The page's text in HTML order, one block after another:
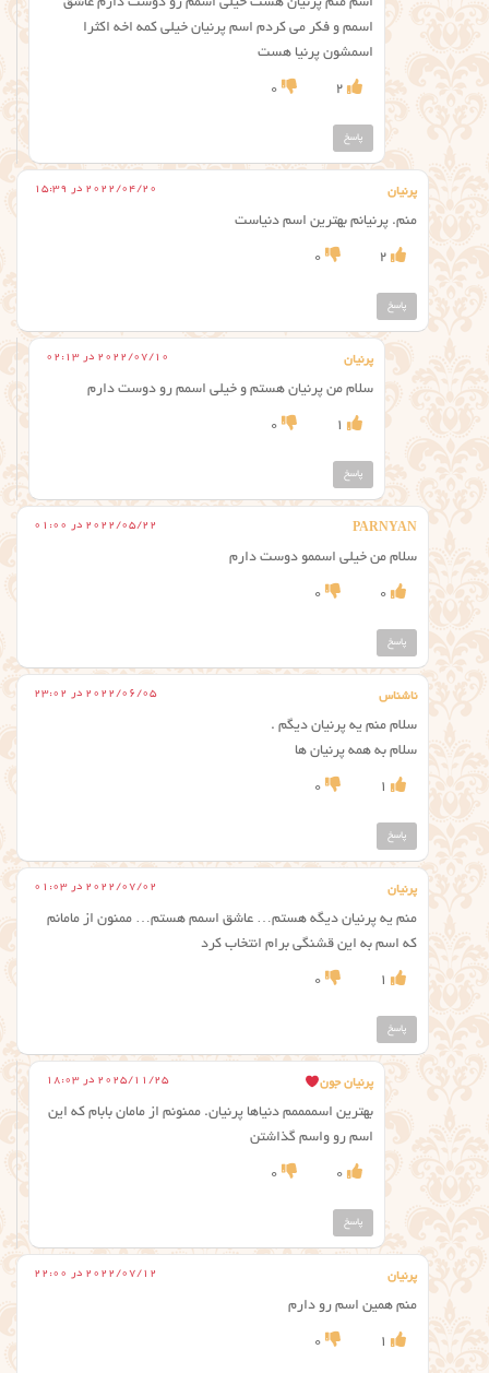
اسم منم پرنیان هست خیلی اسمم رو دوست دارم عاشق
اسمم و فکر می کردم اسم پرنیان خیلی کمه اخه اکثرا
اسمشون پرنیا هست
2
0
پاسخ
پرنیان 2022/04/20 در 15:39
منم. پرنیانم بهترین اسم دنیاست
2
0
پاسخ
پرنیان 2022/07/10 در 02:13
سلام من پرنیان هستم و خیلی اسمم رو دوست دارم
1
0
پاسخ
PARNYAN 2022/05/22 در 01:00
سلام من خیلی اسممو دوست دارم
0
0
پاسخ
ناشناس 2022/06/05 در 23:02
سلام منم یه پرنیان دیگم .
سلام به همه پرنیان ها
1
0
پاسخ
پرنیان 2022/07/02 در 01:03
منم یه پرنیان دیگه هستم‌… عاشق اسمم هستم… ممنون از مامانم
که اسم به این قشنگی برام انتخاب کرد
1
0
پاسخ
پرنیان جون 2025/11/25 در 18:03
بهترین اسممممم دنیاها پرنیان. ممنونم از مامان بابام که این
اسم رو واسم گذاشتن
0
0
پاسخ
پرنیان 2022/07/12 در 22:00
منم همین اسم رو دارم
1
0